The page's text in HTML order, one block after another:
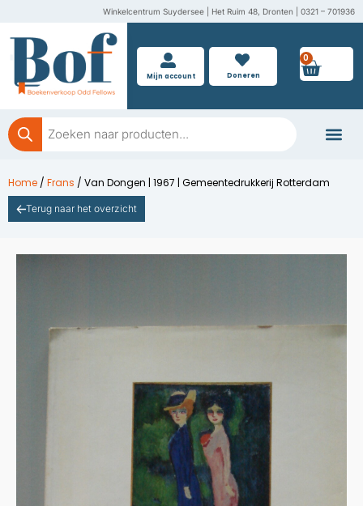
inhoud
Winkelcentrum Suydersee | Het Ruim 48, Dronten | 0321 – 701936
Mijn account Doneren
0
Producten
zoeken
Home / Frans / Van Dongen | 1967 | Gemeentedrukkerij Rotterdam
Terug naar het overzicht